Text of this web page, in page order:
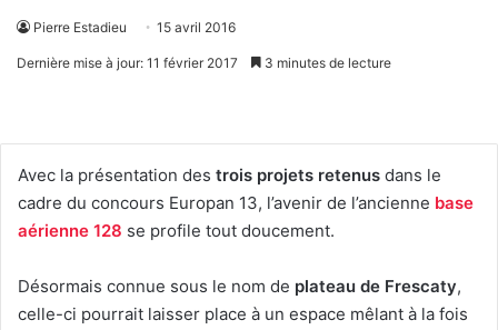
Pierre Estadieu 15 avril 2016
Dernière mise à jour: 11 février 2017 3 minutes de lecture
Avec la présentation des trois projets retenus dans le
cadre du concours Europan 13, l’avenir de l’ancienne base
aérienne 128 se profile tout doucement.
Désormais connue sous le nom de plateau de Frescaty,
celle-ci pourrait laisser place à un espace mêlant à la fois